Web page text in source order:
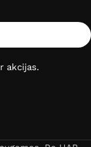
akcijas.